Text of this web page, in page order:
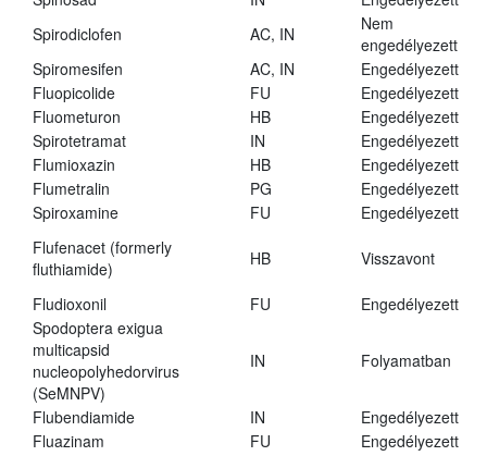
Spirodiclofen
AC, IN
Nem
engedélyezett
Spiromesifen
AC, IN
Engedélyezett
Fluopicolide
FU
Engedélyezett
Fluometuron
HB
Engedélyezett
Spirotetramat
IN
Engedélyezett
Flumioxazin
HB
Engedélyezett
Flumetralin
PG
Engedélyezett
Spiroxamine
FU
Engedélyezett
Flufenacet (formerly
fluthiamide)
HB Visszavont
Fludioxonil FU
Engedélyezett
Spodoptera exigua
multicapsid
nucleopolyhedorvirus
(SeMNPV)
IN Folyamatban
Flubendiamide IN
Engedélyezett
Fluazinam
FU
Engedélyezett